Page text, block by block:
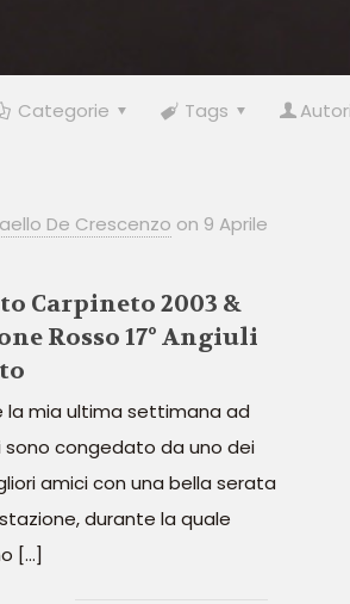
Categorie Tags Autori
De Crescenzo on 9 Aprile
Carpineto 2003 &
Rosso 17° Angiuli
la mia ultima settimana ad
sono congedato da uno dei
amici con una bella serata
durante la quale
[…]